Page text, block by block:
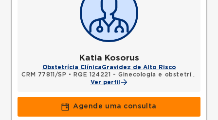
Katia Kosorus
Obstetrícia ClínicaGravidez de Alto Risco
CRM 77811/SP •
RQE 124221 - Ginecologia e obstetrícia
Ver perfil
Agende uma consulta